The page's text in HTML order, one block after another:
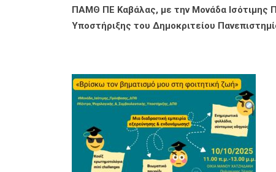
ΠΑΜΘ ΠΕ Καβάλας, με την Μονάδα Ισότιμης
Υποστήριξης του Δημοκριτείου